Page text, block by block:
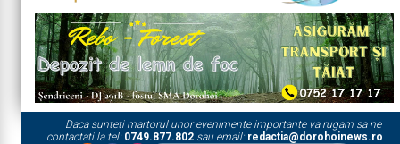
Daca sunteti martorul unor evenimente importante va rugam sa ne
contactati la tel: 0749.877.802sau email: redactia@dorohoinews.ro